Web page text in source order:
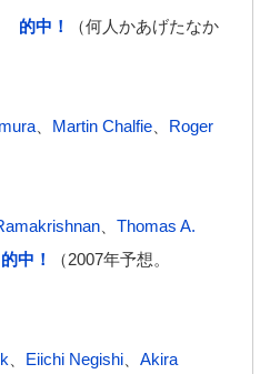
的中！
（何人かあげたなか
Martin Chalfie
Roger
Thomas A.
的中！
（2007年予想。
Eiichi Negishi
Akira